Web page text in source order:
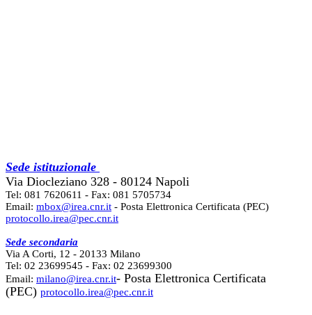
Sede istituzionale
Via Diocleziano 328 - 80124 Napoli
Tel: 081 7620611 - Fax: 081 5705734
Email: mbox@irea.cnr.it - Posta Elettronica Certificata (PEC)
protocollo.irea@pec.cnr.it
Sede secondaria
Via A Corti, 12 - 20133 Milano
Tel: 02 23699545 - Fax: 02 23699300
Email: milano@irea.cnr.it- Posta Elettronica Certificata
(PEC) protocollo.irea@pec.cnr.it